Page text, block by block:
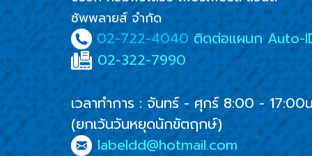
ซัพพลายส์ จำกัด
02-722-4040 ติดต่อแผนก Auto-
02-322-7990
เวลาทำการ : จันทร์ - ศุกร์ 8:00 - 17:00
(ยกเว้นวันหยุดนักขัตฤกษ์)
labeldd@hotmail.com